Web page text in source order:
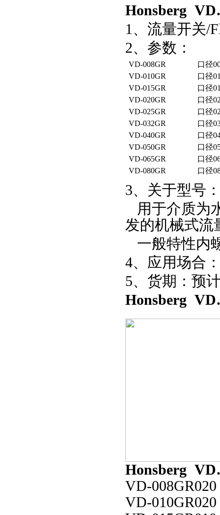
Honsberg VD
1、流量开关/
2、参数：
VD-008GR 口径
VD-010GR
口径
VD-015GR
口径
VD-020GR
口径
VD-025GR
口径
VD-032GR
口径
VD-040GR
口径
VD-050GR
口径
VD-065GR
口径
VD-080GR
口径
3、关于型号
用于介质为
发的机械式流
一般特性内
4、应用场合
5、货期：预
Honsberg VD
Honsberg VD
VD-008GR020
VD-010GR020